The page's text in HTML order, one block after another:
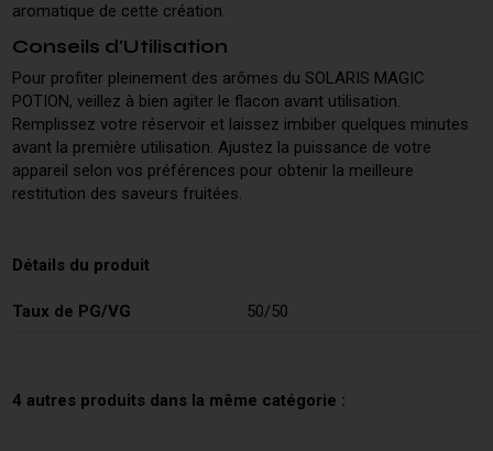
aromatique de cette création.
Conseils d'Utilisation
Pour profiter pleinement des arômes du SOLARIS MAGIC
POTION, veillez à bien agiter le flacon avant utilisation.
Remplissez votre réservoir et laissez imbiber quelques minutes
avant la première utilisation. Ajustez la puissance de votre
appareil selon vos préférences pour obtenir la meilleure
restitution des saveurs fruitées.
Détails du produit
Taux de PG/VG 50/50
4 autres produits dans la même catégorie :